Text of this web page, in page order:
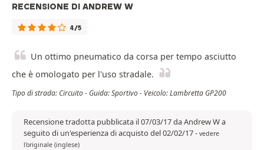
RECENSIONE DI ANDREW W
4/5
Un ottimo pneumatico da corsa per tempo asciutto
che è omologato per l'uso stradale.
Tipo di strada: Circuito - Guida: Sportivo - Veicolo: Lambretta GP200
Recensione tradotta pubblicata il 07/03/17 da Andrew W a
seguito di un'esperienza di acquisto del 02/02/17- vedere
l'originale (inglese)